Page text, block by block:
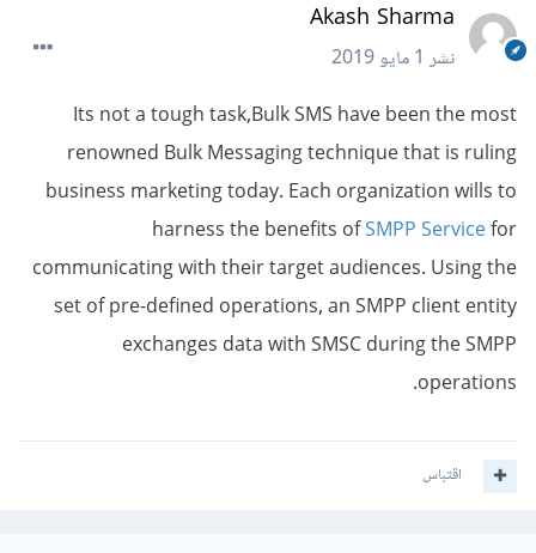
Akash Sharma
نشر1 مايو 2019
Its not a tough task,Bulk SMS have been the most
renowned Bulk Messaging technique that is ruling
business marketing today. Each organization wills to
harness the benefits ofSMPP Servicefor
communicating with their target audiences. Using the
set of pre-defined operations, an SMPP client entity
exchanges data with SMSC during the SMPP
operations.
اقتباس